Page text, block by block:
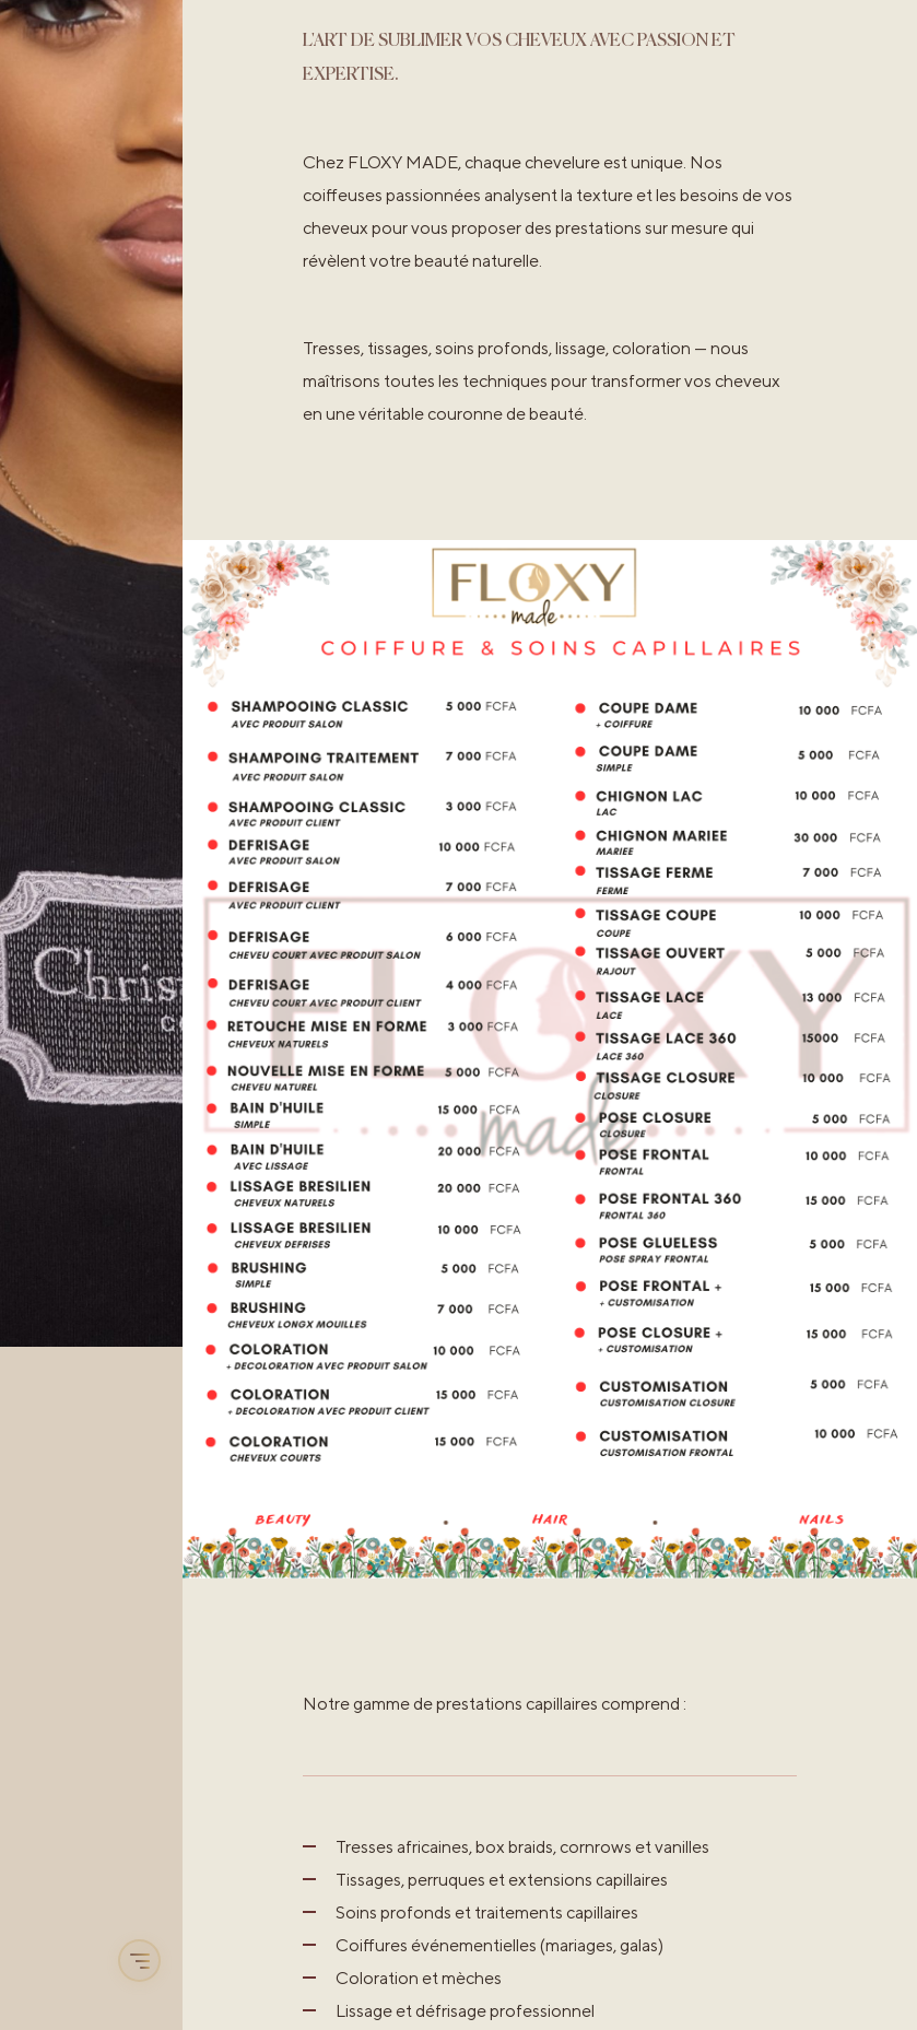
L'ART DE SUBLIMER VOS CHEVEUX AVEC PASSION ET
EXPERTISE.
Chez FLOXY MADE, chaque chevelure est unique. Nos
coiffeuses passionnées analysent la texture et les besoins de vos
cheveux pour vous proposer des prestations sur mesure qui
révèlent votre beauté naturelle.
Tresses, tissages, soins profonds, lissage, coloration — nous
maîtrisons toutes les techniques pour transformer vos cheveux
en une véritable couronne de beauté.
Notre gamme de prestations capillaires comprend :
Tresses africaines, box braids, cornrows et vanilles
Tissages, perruques et extensions capillaires
Soins profonds et traitements capillaires
Coiffures événementielles (mariages, galas)
Coloration et mèches
Lissage et défrisage professionnel